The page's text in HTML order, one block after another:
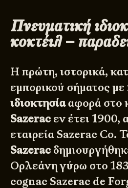
Πνευματική
κοκτέιλ –
Η πρώτη, ιστορικά,
εμπορικού σήματος με
ιδιοκτησίααφορά στο
Sazerac εν έτει 1900,
εταιρεία Sazerac Co.
Sazerac
Ορλεάνη γύρω στο
cognac Sazerac de